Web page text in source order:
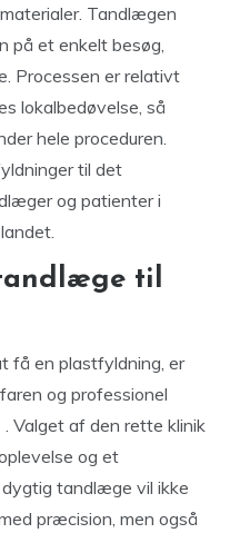
Tandlægen
på et enkelt besøg,
Processen er relativt
lokalbedøvelse, så
hele proceduren.
til det
og patienter i
til
få en plastfyldning, er
og professionel
. Valget af den rette klinik
og et
tandlæge vil ikke
præcision, men også